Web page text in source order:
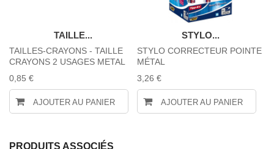
TAILLE...
TAILLES-CRAYONS - TAILLE
CRAYONS 2 USAGES METAL
0,85 €
AJOUTER AU PANIER
STYLO...
STYLO CORRECTEUR POINTE
MÉTAL
3,26 €
AJOUTER AU PANIER
PRODUITS ASSOCIÉS